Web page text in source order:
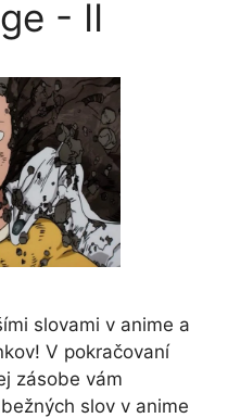
- II
slovami v anime a
V pokračovaní
zásobe vám
slov v anime